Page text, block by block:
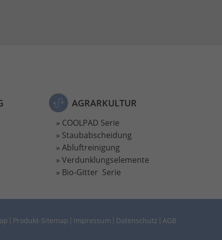
AGRARKULTUR
COOLPAD Serie
Staubabscheidung
Abluftreinigung
Verdunklungselemente
Bio-Gitter Serie
Produkt-Sitemap Impressum Datenschutz AGB